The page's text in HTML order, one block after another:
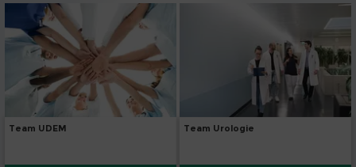
Team UDEM Team Urologie